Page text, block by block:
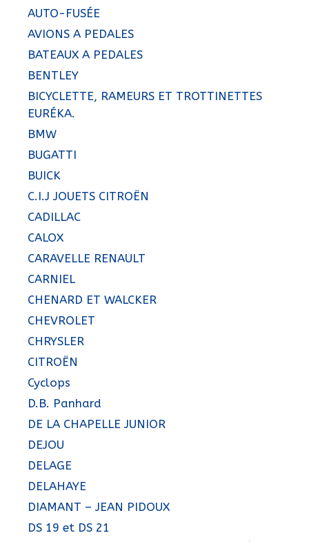
AUTO-FUSÉE
AVIONS A PEDALES
BATEAUX A PEDALES
BENTLEY
BICYCLETTE, RAMEURS ET TROTTINETTES
EURÉKA.
BMW
BUGATTI
BUICK
C.I.J JOUETS CITROËN
CADILLAC
CALOX
CARAVELLE RENAULT
CARNIEL
CHENARD ET WALCKER
CHEVROLET
CHRYSLER
CITROËN
Cyclops
D.B. Panhard
DE LA CHAPELLE JUNIOR
DEJOU
DELAGE
DELAHAYE
DIAMANT – JEAN PIDOUX
DS 19 et DS 21